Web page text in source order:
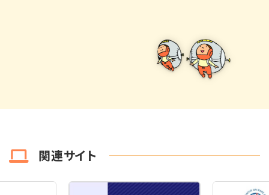
関連サイト